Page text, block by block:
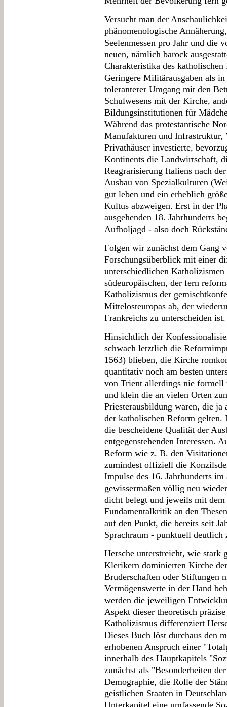
Versucht man der
phänomenologische
Seelenmessen pro Jahr und die
neuen, nämlich barock
Charakteristika des
Geringere Militärausgaben als
toleranterer Umgang mit den
Schulwesens mit der Kirche,
Bildungsinstitutionen für
Während das protestantische
Manufakturen und Infrastruktur,
Privathäuser investierte,
Kontinents die Landwirtschaft,
Reagrarisierung Italiens nach
Ausbau von Spezialkulturen
gut leben und ein erheblich
Kultus abzweigen. Erst in der
ausgehenden 18. Jahrhunderts
Aufholjagd - also doch
Folgen wir zunächst dem Gang
Forschungsüberblick mit einer
unterschiedlichen
südeuropäischen, der fern
Katholizismus der
Mittelosteuropas ab, der
Frankreichs zu unterscheiden ist.
Hinsichtlich der
schwach letztlich die
1563) blieben, die Kirche
quantitativ noch am besten
von Trient allerdings nie
und klein die an vielen Orten
Priesterausbildung waren, die ja
der katholischen Reform
die bescheidene Qualität der
entgegenstehenden Interessen.
Reform wie z. B. den
zumindest offiziell die
Impulse des 16. Jahrhunderts im
gewissermaßen völlig neu
dicht belegt und jeweils mit
Fundamentalkritik an den
auf den Punkt, die bereits seit
Sprachraum - punktuell deutlich
Hersche unterstreicht, wie stark
Klerikern dominierten Kirche
Bruderschaften oder Stiftungen
Vermögenswerte in der Hand
werden die jeweiligen
Aspekt dieser theoretisch
Katholizismus differenziert
Dieses Buch löst durchaus den
erhobenen Anspruch einer
innerhalb des Hauptkapitels
zunächst als "Besonderheiten
Demographie, die Rolle der
geistlichen Staaten in
Unterkapitel eine umfassende